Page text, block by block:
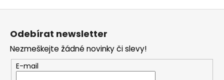
Z
Odebírat newsletter
Nezmeškejte žádné novinky či slevy!
E-mail